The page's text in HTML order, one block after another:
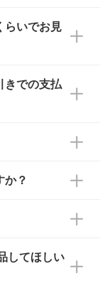
ゲストの
ご依頼く
らいでお見
ます。混
こともご
のご連絡
きでの支払
すが、自
応可能で
や個人様
か？
場合の
お送りし
週間～2
してほしい